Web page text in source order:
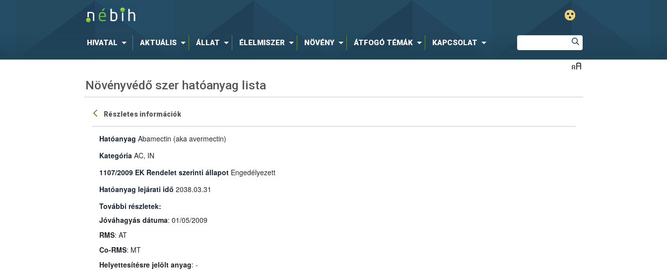
HIVATAL AKTUÁLIS ÁLLAT ÉLELMISZER NÖVÉNY ÁTFOGÓ TÉMÁK KAPCSOLAT
Növényvédő szer hatóanyag lista
Részletes információk
Hatóanyag Abamectin (aka avermectin)
Kategória AC, IN
1107/2009 EK Rendelet szerinti állapot Engedélyezett
Hatóanyag lejárati idő 2038.03.31
További részletek:
Jóváhagyás dátuma: 01/05/2009
RMS: AT
Co-RMS: MT
Helyettesítésre jelölt anyag: -